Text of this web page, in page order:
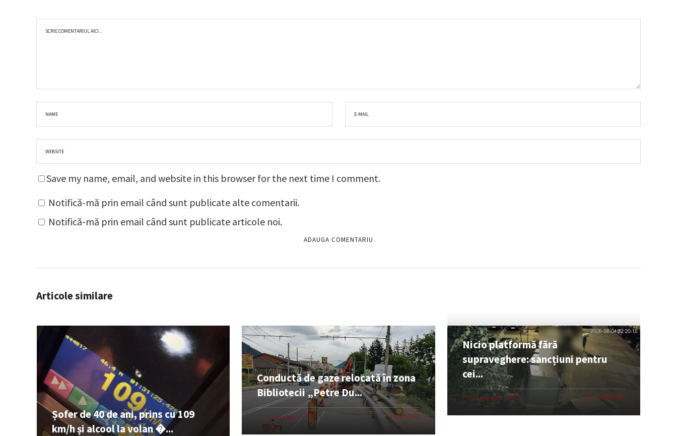
Save my name, email, and website in this browser for the next time I comment.
Notifică-mă prin email când sunt publicate alte comentarii.
Notifică-mă prin email când sunt publicate articole noi.
Articole similare
Șofer de 40 de ani, prins cu 109
km/h și alcool la volan �...
Conductă de gaze relocată în zona
Bibliotecii „Petre Du...
06 AUG. 2026 UTILE 0 COMENTARII
Nicio platformă fără
supraveghere: sancțiuni pentru
cei...
06 AUG. 2026 ȘTIRI 0 COMENTARII